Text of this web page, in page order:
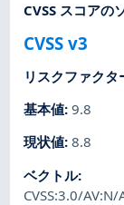
CVSS スコアの
CVSS v3
リスクファクタ
基本値:9.8
現状値:8.8
ベクトル:
CVSS:3.0/